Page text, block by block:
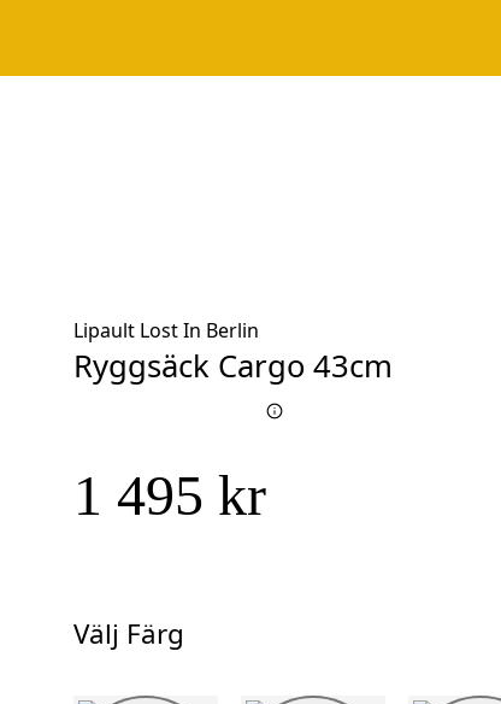
Lipault Lost In Berlin
Ryggsäck Cargo 43cm
1 495 kr
Välj Färg
Välj Färg